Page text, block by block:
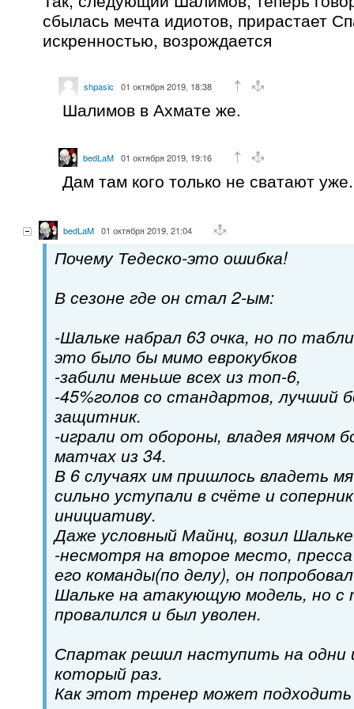
сбылась мечта идиотов, прирастает
искренностью, возрождается
shpasic 01 октября 2019, 18:38
Шалимов в Ахмате же.
bedLaM 01 октября 2019, 19:16
Дам там кого только не сватают уже.
bedLaM 01 октября 2019, 21:04
Почему Тедеско-это ошибка!
В сезоне где он стал 2-ым:
-Шальке набрал 63 очка, но по
это было бы мимо еврокубков
-забили меньше всех из топ-6,
-45%голов со стандартов, лучший
защитник.
-играли от обороны, владея мячом
матчах из 34.
В 6 случаях им пришлось владеть
сильно уступали в счёте и
инициативу.
Даже условный Майнц, возил Шальке
-несмотря на второе место,
его команды(по делу), он
Шальке на атакующую модель, но с
провалился и был уволен.
Спартак решил наступить на одни
который раз.
Как этот тренер может